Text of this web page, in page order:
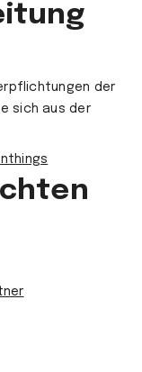
der
sich aus der